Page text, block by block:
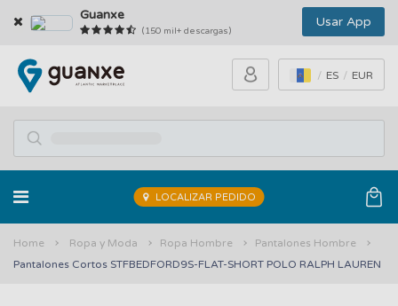
Guanxe
(150 mil+ descargas)
Usar App
ES EUR
LOCALIZAR PEDIDO
Home Ropa y Moda Ropa Hombre
Pantalones Hombre
Pantalones Cortos STFBEDFORD9S-FLAT-SHORT POLO RALPH LAUREN